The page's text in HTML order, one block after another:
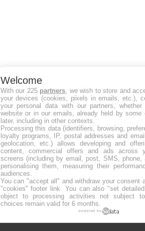
Welcome
With our 225 partners , we wish to store and
your devices (cookies, pixels in emails, etc.),
your personal data with our partners,
website or in our emails, already held by some
later, including in other contexts.
Processing this data (identifiers, browsing,
loyalty programs, IP, postal addresses and
geolocation, etc.) allows developing and
content, commercial offers and ads across
screens (including by email, post, SMS, phone,
personalising them, measuring their
audiences.
You can "accept all" and withdraw your consent
"cookies" footer link . You can also "set
object to processing activities not subject
choices remain valid for 6 months.
powered by